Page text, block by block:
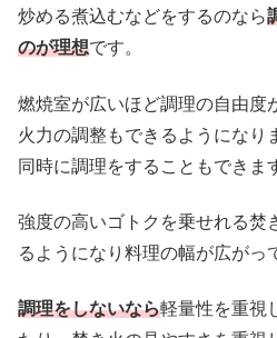
炒める煮込むなどをするのなら
のが理想です。
燃焼室が広いほど調理の自由度
火力の調整もできるようになり
同時に調理をすることもできま
強度の高いゴトクを乗せれる焚
るようになり料理の幅が広がっ
調理をしないなら軽量性を重視